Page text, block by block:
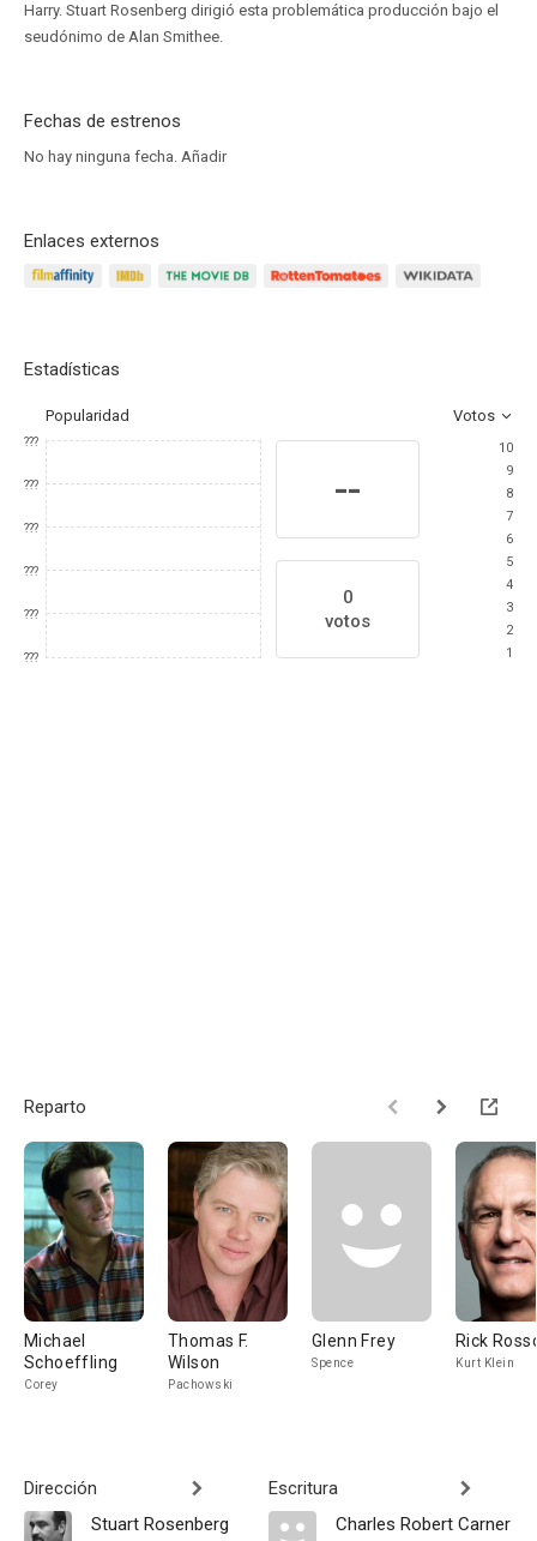
Harry. Stuart Rosenberg dirigió esta problemática producción bajo el
seudónimo de Alan Smithee.
Fechas de estrenos
No hay ninguna fecha. Añadir
Enlaces externos
Estadísticas
Popularidad Votos
???
???
???
???
???
???
--
0
votos
10
9
8
7
6
5
4
3
2
1
Reparto
Michael
Schoeffling
Corey
Thomas F.
Wilson
Pachowski
Glenn Frey
Spence
Rick
Kurt Klein
Dirección
Stuart Rosenberg
Escritura
Charles Robert Carner